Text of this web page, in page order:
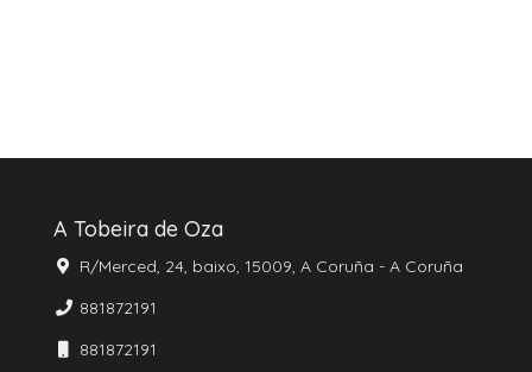
A Tobeira de Oza
R/Merced, 24, baixo, 15009, A Coruña - A Coruña
881872191
881872191